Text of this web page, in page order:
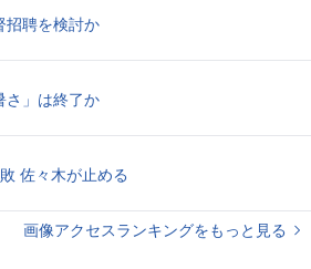
招聘を検討か
さ」は終了か
佐々木が止める
画像アクセスランキングをもっと見る